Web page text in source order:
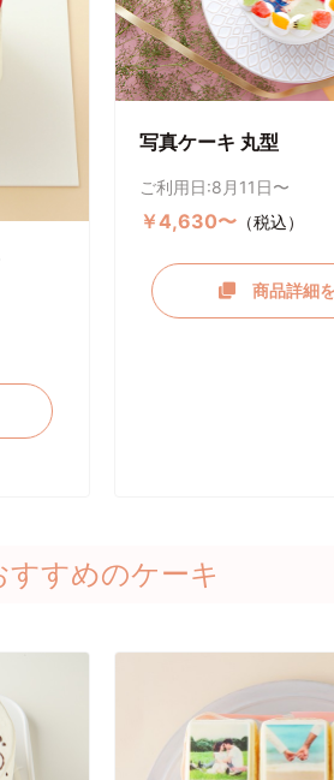
写真ケーキ 丸型
ご利用日:8月11日〜
￥4,630〜（税込）
商品詳細
すめのケーキ